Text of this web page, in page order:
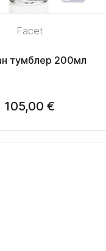
Facet
тумблер 200мл
105,00 €